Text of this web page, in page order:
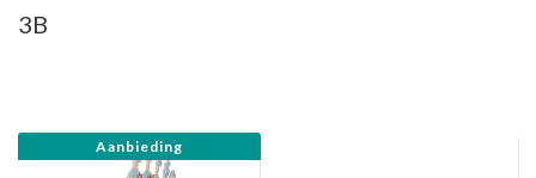
3B
Aanbieding